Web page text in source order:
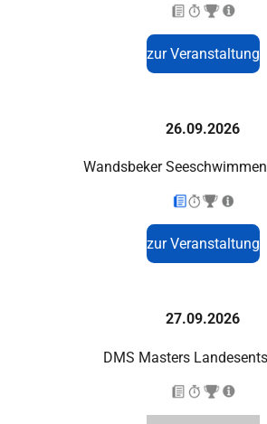
zur Veranstaltung
26.09.2026
Wandsbeker
zur Veranstaltung
27.09.2026
DMS Masters